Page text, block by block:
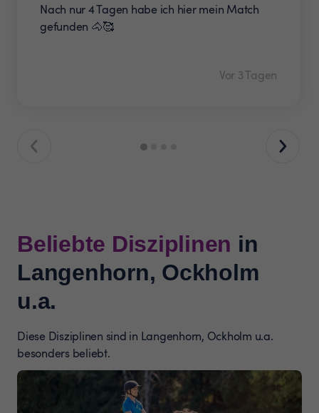
Nach nur 4 Tagen habe ich hier mein Match
gefunden 🐴🥰
Vor 3 Tagen
Beliebte Disziplinen in
Langenhorn, Ockholm
u.a.
Diese Disziplinen sind in Langenhorn, Ockholm u.a.
besonders beliebt.